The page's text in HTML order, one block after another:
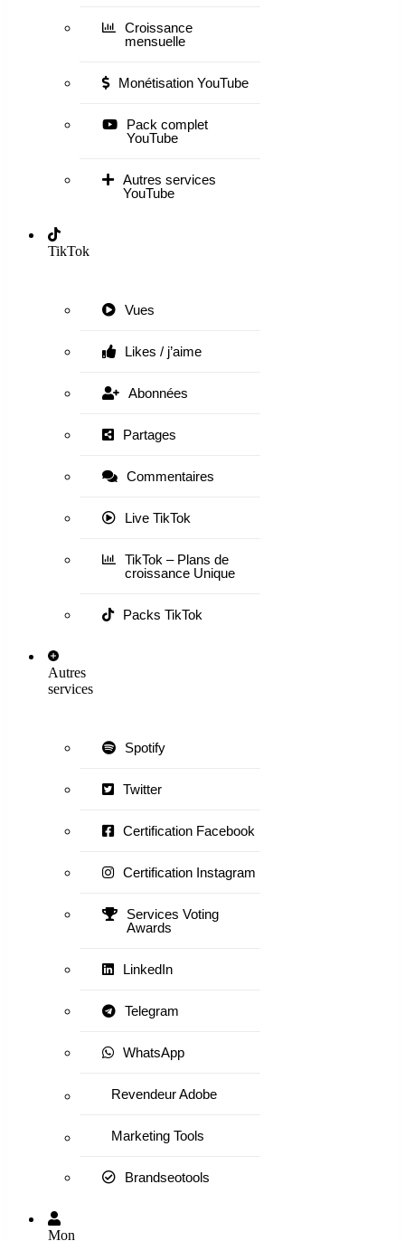
Croissance
mensuelle
Monétisation YouTube
Pack complet
YouTube
Autres services
YouTube
TikTok
Vues
Likes / j’aime
Abonnées
Partages
Commentaires
Live TikTok
TikTok – Plans de
croissance Unique
Packs TikTok
Autres
services
Spotify
Twitter
Certification Facebook
Certification Instagram
Services Voting
Awards
LinkedIn
Telegram
WhatsApp
Revendeur Adobe
Marketing Tools
Brandseotools
Mon